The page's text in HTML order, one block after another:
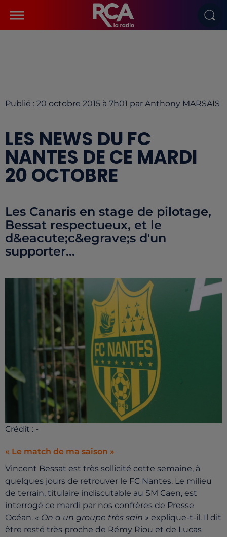
Publié : 20 octobre 2015 à 7h01 par Anthony MARSAIS
LES NEWS DU FC
NANTES DE CE MARDI
20 OCTOBRE
Les Canaris en stage de pilotage,
Bessat respectueux, et le
d&eacute;c&egrave;s d'un
supporter...
Crédit : -
« Le match de ma saison »
Vincent Bessat est très sollicité cette semaine, à
quelques jours de retrouver le FC Nantes. Le milieu
de terrain, titulaire indiscutable au SM Caen, est
interrogé ce mardi par nos confrères de Presse
Océan. « On a un groupe très sain » explique-t-il. Il dit
être resté très proche de Rémy Riou et de Lucas